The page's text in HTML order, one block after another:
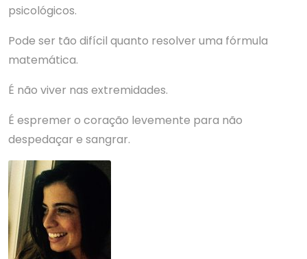
psicológicos.
Pode ser tão difícil quanto resolver uma fórmula
matemática.
É não viver nas extremidades.
É espremer o coração levemente para não
despedaçar e sangrar.